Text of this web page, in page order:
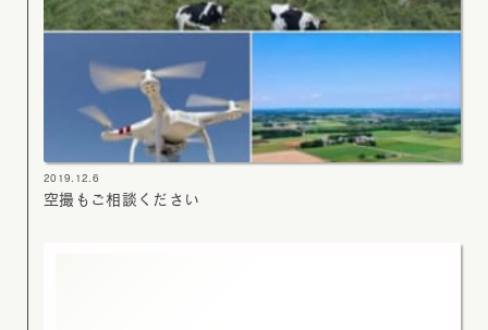
2019.12.6
空撮もご相談ください